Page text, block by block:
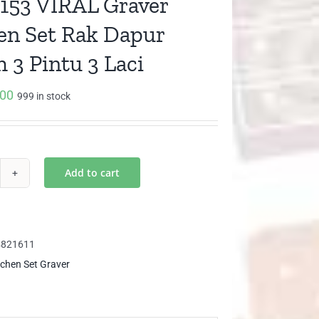
Set Rak Dapur
3 Pintu 3 Laci
999 in stock
Add to cart
Set Graver